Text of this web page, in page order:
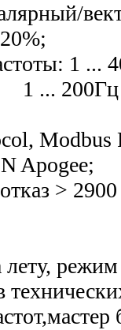
1 ...
Modbus
Apogee;
>